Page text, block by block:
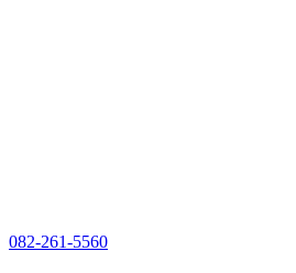
082-261-5560